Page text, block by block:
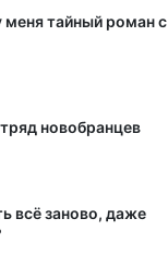
меня тайный роман с
новобранцев
всё заново, даже